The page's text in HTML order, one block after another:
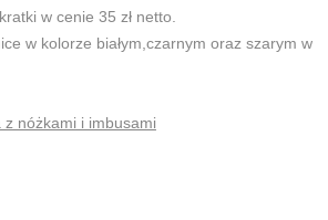
w cenie 35 zł netto.
w kolorze białym,czarnym oraz szarym w
nóżkami i imbusami